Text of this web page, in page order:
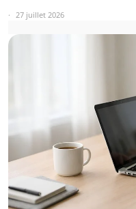
27 juillet 2026